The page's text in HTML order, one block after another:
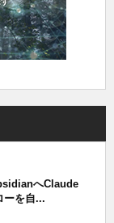
へClaude
ーを自...